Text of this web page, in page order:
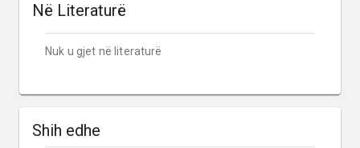
Në Literaturë
Nuk u gjet në literaturë
Shih edhe